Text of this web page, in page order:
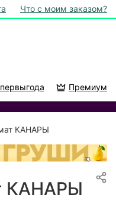
Что с моим заказом?
Премиум
КАНАРЫ
КАНАРЫ